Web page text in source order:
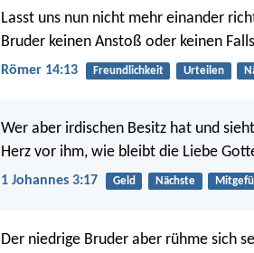
Lasst uns nun nicht mehr einander
Bruder keinen Anstoß oder keinen
Römer 14:13 Freundlichkeit Urteilen
Wer aber irdischen Besitz hat und
Herz vor ihm, wie bleibt die Liebe
1 Johannes 3:17 Geld Nächste
Der niedrige Bruder aber rühme sich